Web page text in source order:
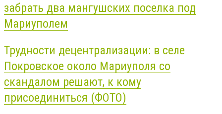
забрать два мангушских поселка под
Мариуполем
Трудности децентрализации: в селе
Покровское около Мариуполя со
скандалом решают, к кому
присоединиться (ФОТО)